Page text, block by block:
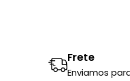
Frete
Enviamos